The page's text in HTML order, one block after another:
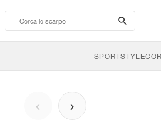
search-
btn
SPORTSTYLE